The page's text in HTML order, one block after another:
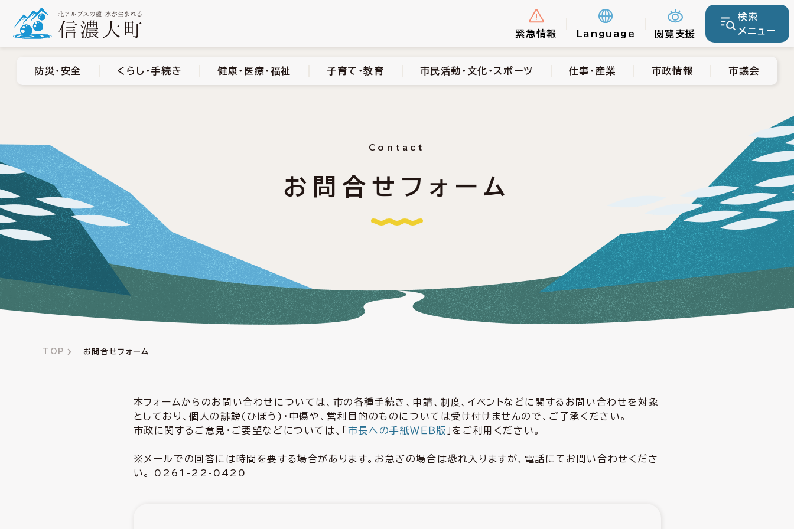
緊急情報 Language 閲覧支援
検索
メニュー
市民活動・文化・スポーツ 市政情報 市議会
防災・安全 くらし・手続き 健康・医療・福祉 子育て・教育 市民活動・文化・スポーツ 仕事・産業 市政情報 市議会
Contact
お問合せフォーム
TOP お問合せフォーム
本フォームからのお問い合わせについては、市の各種手続き、申請、制度、イベントなどに関するお問い合わせを対象
としており、個人の誹謗(ひぼう)・中傷や、営利目的のものについては受け付けませんので、ご了承ください。
市政に関するご意見・ご要望などについては、「 市長への手紙ＷＥＢ版 」をご利用ください。
※メールでの回答には時間を要する場合があります。お急ぎの場合は恐れ入りますが、電話にてお問い合わせくださ
い。 0261-22-0420